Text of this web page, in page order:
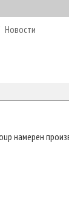
Новости
намерен